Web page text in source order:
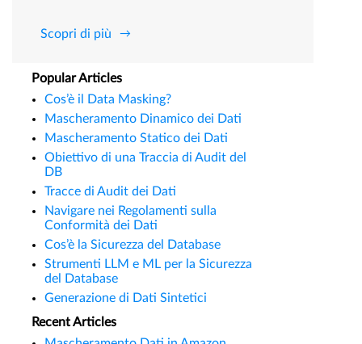
Scopri di più
Popular Articles
Cos’è il Data Masking?
Mascheramento Dinamico dei Dati
Mascheramento Statico dei Dati
Obiettivo di una Traccia di Audit del
DB
Tracce di Audit dei Dati
Navigare nei Regolamenti sulla
Conformità dei Dati
Cos’è la Sicurezza del Database
Strumenti LLM e ML per la Sicurezza
del Database
Generazione di Dati Sintetici
Recent Articles